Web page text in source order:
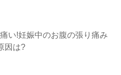
い!妊娠中のお腹の張り痛み
因は?